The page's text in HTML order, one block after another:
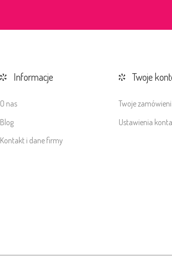
Informacje
O nas
Blog
Kontakt i dane firmy
Twoje
Twoje
Ustawienia konta